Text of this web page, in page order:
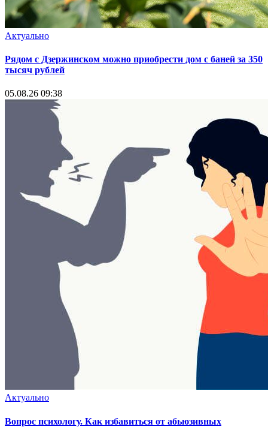
Актуально
Рядом с Дзержинском можно приобрести дом с баней за 350
тысяч рублей
05.08.26 09:38
Актуально
Вопрос психологу. Как избавиться от абьюзивных